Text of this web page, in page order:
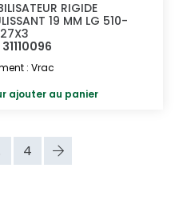
RIGIDE
19 MM LG 510-
: Vrac
ajouter au panier
4